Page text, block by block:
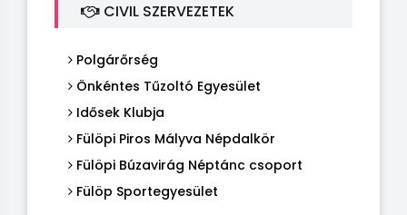
CIVIL SZERVEZETEK
Polgárőrség
Önkéntes Tűzoltó Egyesület
Idősek Klubja
Fülöpi Piros Mályva Népdalkör
Fülöpi Búzavirág Néptánc csoport
Fülöp Sportegyesület